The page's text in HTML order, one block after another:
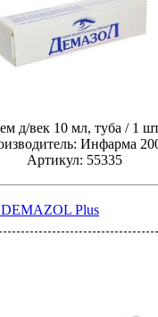
д/век 10 мл, туба / 1
Инфарма
Артикул: 55335
Plus